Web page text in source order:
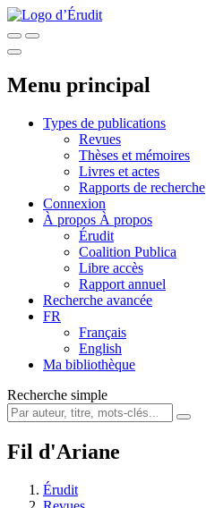
Menu principal
Types de publications
Revues
Thèses et mémoires
Livres et actes
Rapports de recherche
Connexion
À propos À propos
Érudit
Coalition Publica
Libre accès
Rapport annuel
Recherche avancée
FR
Français
English
Ma bibliothèque
Recherche simple
Fil d'Ariane
Érudit